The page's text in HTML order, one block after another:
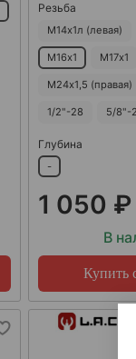
Резьба
М14х1л (левая)
М16х1 М17х1
М24х1,5 (правая)
1/2"-28 5/8"-
Глубина
-
1 050 ₽
В
Купить